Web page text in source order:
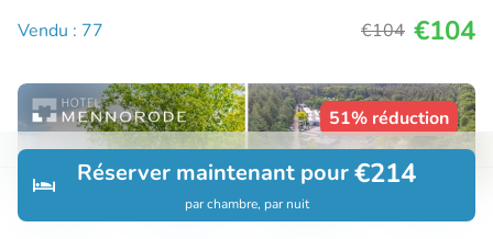
Rechercher Réservations
Réserver maintenant pour€214
par chambre, par nuit
Vendu : 77
€104 €104
51% réduction